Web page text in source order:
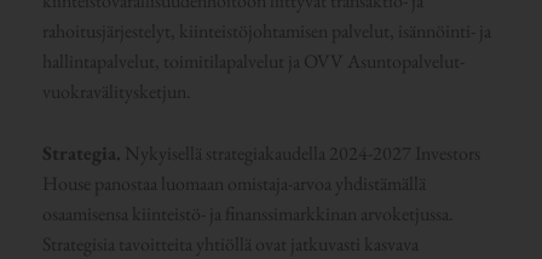
rahoitusjärjestelyt, kiinteistöjohtamisen palvelut, isännöinti- ja
hallintapalvelut, toimitilapalvelut ja OVV Asuntopalvelut-
vuokravälitysketjun.
Strategia. Nykyisellä strategiakaudella 2024-2027 Investors
House panostaa luomaan omistaja-arvoa yhdistämällä
osaamisensa kiinteistö- ja finanssimarkkinan arvoketjussa.
Strategisia tavoitteita yhtiöllä ovat jatkuvasti kasvava